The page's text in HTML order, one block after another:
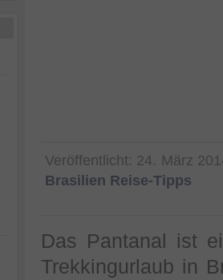
Veröffentlicht: 24. März
Brasilien Reise-Tipps
Das Pantanal ist
Trekkingurlaub in